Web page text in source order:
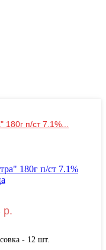
п/ст 7.1%...
р.
- 12 шт.